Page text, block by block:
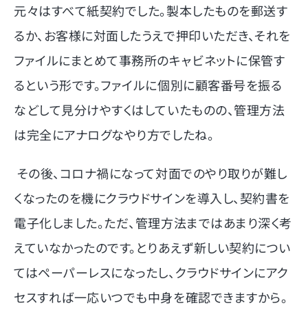
元々はすべて紙契約でした。製本したものを郵送す
るか、お客様に対面したうえで押印いただき、それを
ファイルにまとめて事務所のキャビネットに保管す
るという形です。ファイルに個別に顧客番号を振る
などして見分けやすくはしていたものの、管理方法
は完全にアナログなやり方でしたね。
その後、コロナ禍になって対面でのやり取りが難し
くなったのを機にクラウドサインを導入し、契約書を
電子化しました。ただ、管理方法まではあまり深く考
えていなかったのです。とりあえず新しい契約につい
てはペーパーレスになったし、クラウドサインにアク
セスすれば一応いつでも中身を確認できますから。